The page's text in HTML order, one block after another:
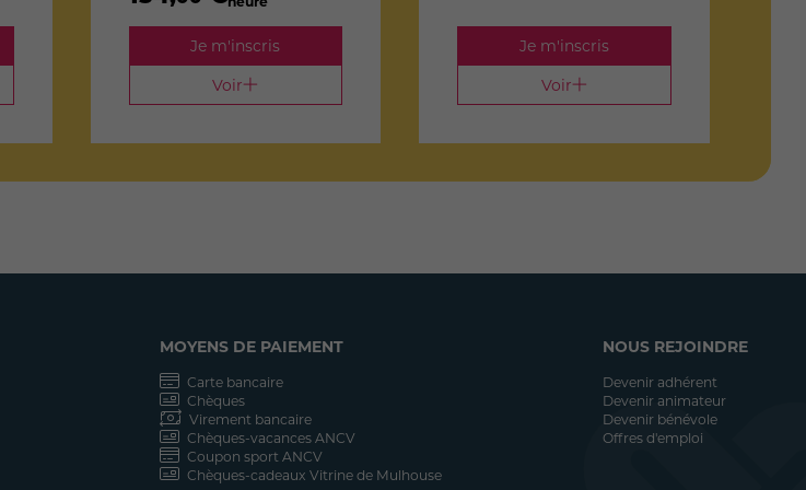
Je m'inscris
Voir
Je m'inscris
Voir
MOYENS DE PAIEMENT
Carte bancaire
Chèques
Virement bancaire
Chèques-vacances ANCV
Coupon sport ANCV
Chèques-cadeaux Vitrine de Mulhouse
NOUS REJOINDRE
Devenir adhérent
Devenir animateur
Devenir bénévole
Offres d'emploi